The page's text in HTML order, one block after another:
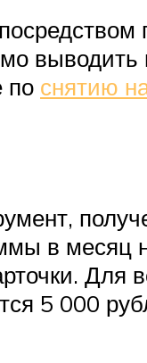
по снятию
в месяц
Для
5 000